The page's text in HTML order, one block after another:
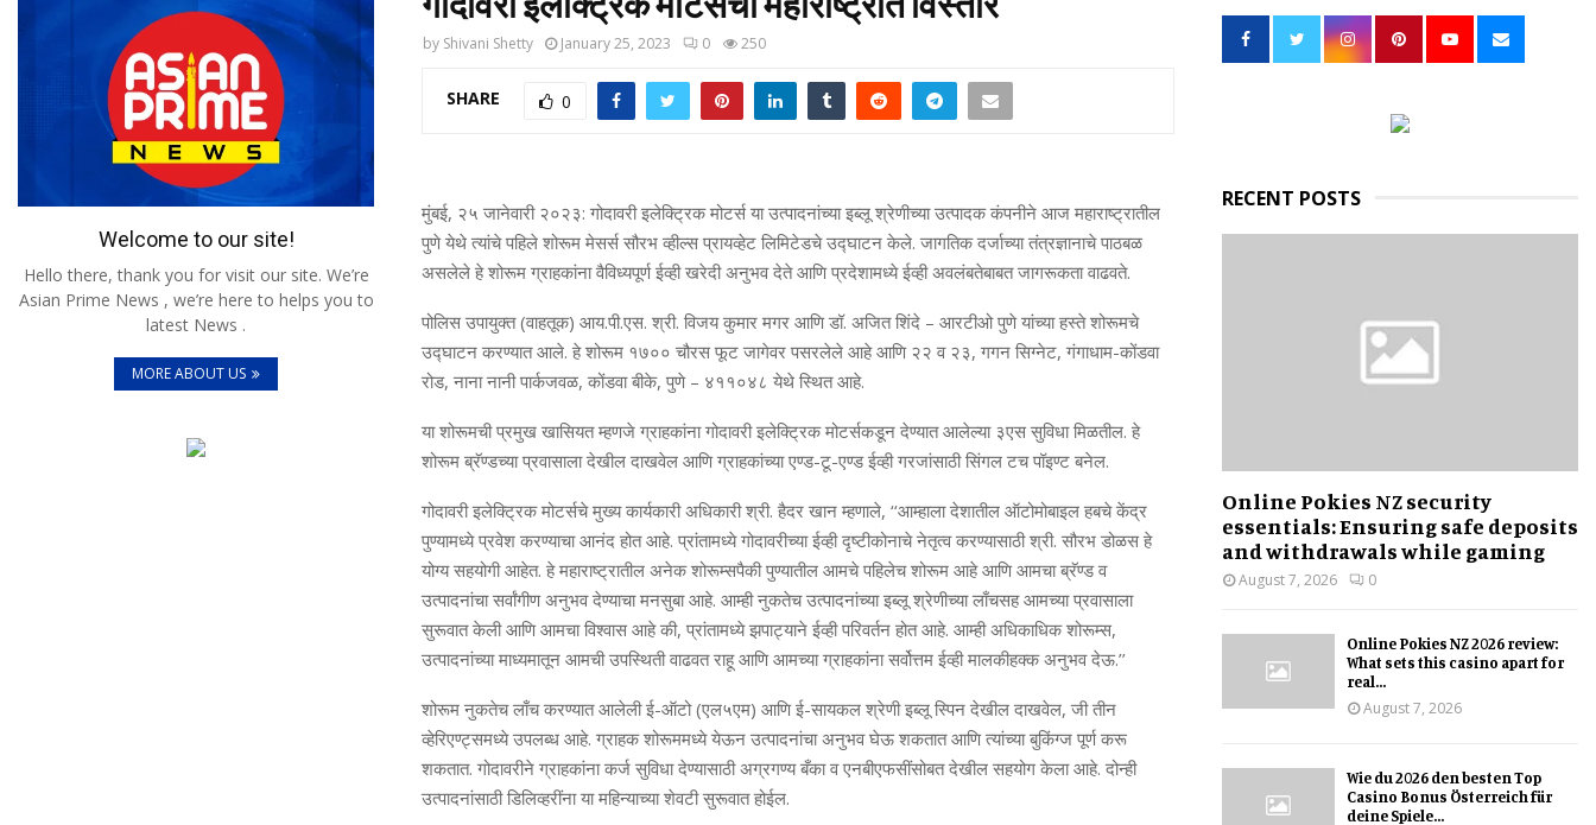
by Shivani Shetty January 25, 2023 0 250
SHARE 0
मुंबई, २५ जानेवारी २०२३: गोदावरी इलेक्ट्रिक मोटर्स या उत्पादनांच्या इब्‍लू श्रेणीच्या उत्पादक कंपनीने आज महाराष्ट्रातील
पुणे येथे त्‍यांचे पहिले शोरूम मेसर्स सौरभ व्हील्स प्रायव्हेट लिमिटेडचे उद्घाटन केले. जागतिक दर्जाच्या तंत्रज्ञानाचे पाठबळ
असलेले हे शोरूम ग्राहकांना वैविध्यपूर्ण ईव्ही खरेदी अनुभव देते आणि प्रदेशामध्ये ईव्ही अवलंबतेबाबत जागरूकता वाढवते.
पोलिस उपायुक्त (वाहतूक) आय.पी.एस. श्री. विजय कुमार मगर आणि डॉ. अजित शिंदे – आरटीओ पुणे यांच्या हस्ते शोरूमचे
उद्घाटन करण्‍यात आले. हे शोरूम १७०० चौरस फूट जागेवर पसरलेले आहे आणि २२ व २३, गगन सिग्नेट, गंगाधाम-कोंडवा
रोड, नाना नानी पार्कजवळ, कोंडवा बीके, पुणे – ४११०४८ येथे स्थित आहे.
या शोरूमची प्रमुख खासियत म्हणजे ग्राहकांना गोदावरी इलेक्ट्रिक मोटर्सकडून देण्यात आलेल्या ३एस सुविधा मिळतील. हे
शोरूम ब्रॅण्डच्या प्रवासाला देखील दाखवेल आणि ग्राहकांच्या एण्ड-टू-एण्ड ईव्ही गरजांसाठी सिंगल टच पॉइण्ट बनेल.
गोदावरी इलेक्ट्रिक मोटर्सचे मुख्य कार्यकारी अधिकारी श्री. हैदर खान म्हणाले, ‘‘आम्हाला देशातील ऑटोमोबाइल हबचे केंद्र
पुण्यामध्ये प्रवेश करण्याचा आनंद होत आहे. प्रांतामध्ये गोदावरीच्या ईव्ही दृष्टीकोनाचे नेतृत्व करण्यासाठी श्री. सौरभ डोळस हे
योग्य सहयोगी आहेत. हे महाराष्ट्रातील अनेक शोरूम्सपैकी पुण्यातील आमचे पहिलेच शोरूम आहे आणि आमचा ब्रॅण्ड व
उत्पादनांचा सर्वांगीण अनुभव देण्याचा मनसुबा आहे. आम्ही नुकतेच उत्पादनांच्या इब्लू श्रेणीच्या लाँचसह आमच्या प्रवासाला
सुरूवात केली आणि आमचा विश्वास आहे की, प्रांतामध्ये झपाट्याने ईव्ही परिवर्तन होत आहे. आम्ही अधिकाधिक शोरूम्स,
उत्पादनांच्या माध्यमातून आमची उपस्थिती वाढवत राहू आणि आमच्या ग्राहकांना सर्वोत्तम ईव्ही मालकीहक्क अनुभव देऊ.’’
शोरूम नुकतेच लाँच करण्यात आलेली ई-ऑटो (एल५एम) आणि ई-सायकल श्रेणी इब्लू स्पिन देखील दाखवेल, जी तीन
व्हेरिएण्ट्समध्ये उपलब्ध आहे. ग्राहक शोरूममध्ये येऊन उत्पादनांचा अनुभव घेऊ शकतात आणि त्यांच्या बुकिंग्ज पूर्ण करू
शकतात. गोदावरीने ग्राहकांना कर्ज सुविधा देण्यासाठी अग्रगण्य बँका व एनबीएफसींसोबत देखील सहयोग केला आहे. दोन्ही
उत्पादनांसाठी डिलिव्हरींना या महिन्याच्या शेवटी सुरूवात होईल.
Welcome to our site!
Hello there, thank you for visit our site. We’re
Asian Prime News , we’re here to helps you to
latest News .
MORE ABOUT US
o
RECENT POSTS
Online Pokies NZ security
essentials: Ensuring safe deposits
and withdrawals while gaming
August 7, 2026 0
Online Pokies NZ 2026 review:
What sets this casino apart for
real...
August 7, 2026
Wie du 2026 den besten Top
Casino Bonus Österreich für
deine Spiele...